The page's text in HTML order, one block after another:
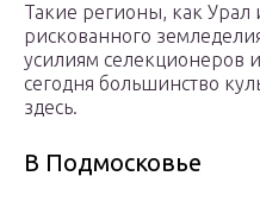
Такие регионы, как Урал
рискованного
усилиям селекционеров
сегодня большинство
здесь.
В Подмосковье